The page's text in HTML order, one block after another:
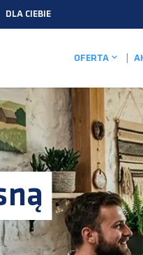
DLA CIEBIE
OFERTA